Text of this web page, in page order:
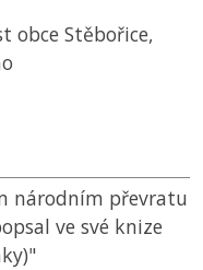
obce Stěbořice,
národním převratu
ve své knize